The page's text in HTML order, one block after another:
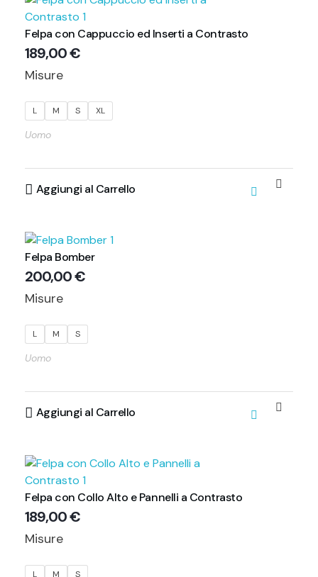
Felpa con Cappuccio ed Inserti a Contrasto
189,00€
Misure
L M S XL
Uomo
Aggiungi al Carrello
Felpa Bomber
200,00€
Misure
L M S
Uomo
Aggiungi al Carrello
Felpa con Collo Alto e Pannelli a Contrasto
189,00€
Misure
L M S